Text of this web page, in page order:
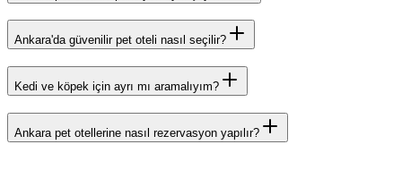
Ankara'da güvenilir pet oteli nasıl seçilir?
Kedi ve köpek için ayrı mı aramalıyım?
Ankara pet otellerine nasıl rezervasyon yapılır?